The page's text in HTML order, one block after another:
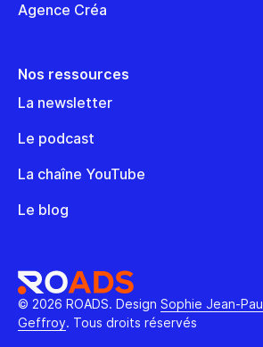
Agence Créa
Nos ressources
La newsletter
Le podcast
La chaîne YouTube
Le blog
© 2026 ROADS. Design Sophie Jean-Paul
Geffroy. Tous droits réservés